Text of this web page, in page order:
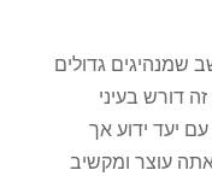
שמנהיגים גדולים
דורש בעיני
יעד ידוע אך
עוצר ומקשיב